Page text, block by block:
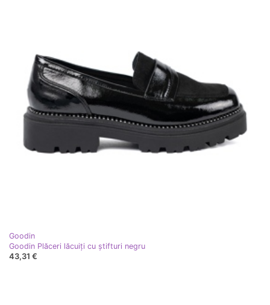
Goodin
Goodin Plăceri lăcuiți cu știfturi negru
43,31 €